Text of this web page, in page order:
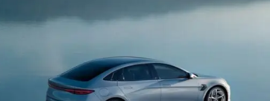
HÍBRIDOS